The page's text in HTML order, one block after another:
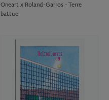
Oneart x Roland-Garros - Terre
battue